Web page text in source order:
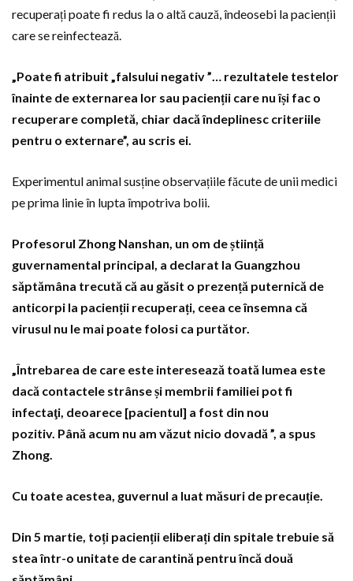
recuperați poate fi redus la o altă cauză, îndeosebi la pacienții
care se reinfectează.
„Poate fi atribuit „falsului negativ ”… rezultatele testelor
înainte de externarea lor sau pacienții care nu își fac o
recuperare completă, chiar dacă îndeplinesc criteriile
pentru o externare”, au scris ei.
Experimentul animal susține observațiile făcute de unii medici
pe prima linie în lupta împotriva bolii.
Profesorul Zhong Nanshan, un om de știință
guvernamental principal, a declarat la Guangzhou
săptămâna trecută că au găsit o prezență puternică de
anticorpi la pacienții recuperați, ceea ce însemna că
virusul nu le mai poate folosi ca purtător.
„Întrebarea de care este interesează toată lumea este
dacă contactele strânse și membrii familiei pot fi
infectaţi, deoarece [pacientul] a fost din nou
pozitiv. Până acum nu am văzut nicio dovadă ”, a spus
Zhong.
Cu toate acestea, guvernul a luat măsuri de precauție.
Din 5 martie, toți pacienții eliberați din spitale trebuie să
stea într-o unitate de carantină pentru încă două